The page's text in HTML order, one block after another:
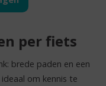
per fiets
brede paden en een
om kennis te